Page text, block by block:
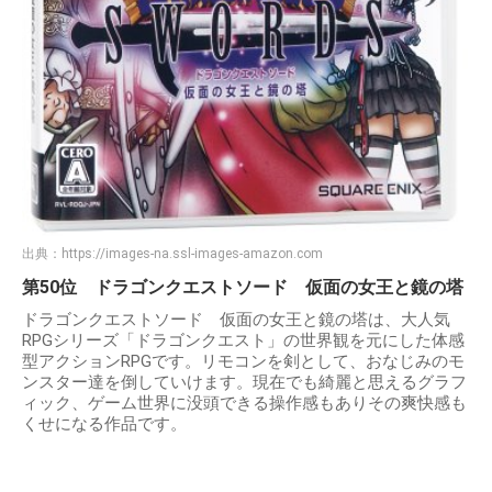
出典： https://images-na.ssl-images-amazon.com
第50位 ドラゴンクエストソード 仮面の女王と鏡の塔
ドラゴンクエストソード 仮面の女王と鏡の塔は、大人気
RPGシリーズ「ドラゴンクエスト」の世界観を元にした体感
型アクションRPGです。リモコンを剣として、おなじみのモ
ンスター達を倒していけます。現在でも綺麗と思えるグラフ
ィック、ゲーム世界に没頭できる操作感もありその爽快感も
くせになる作品です。